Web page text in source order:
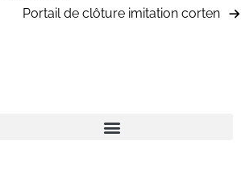
Portail de clôture imitation corten